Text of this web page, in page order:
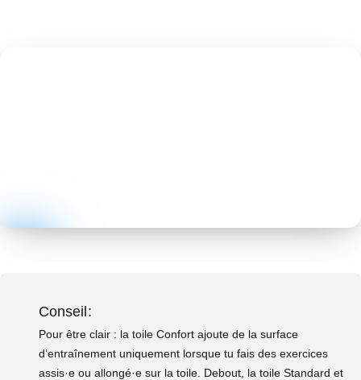
Conseil:
Pour être clair : la toile Confort ajoute de la surface
d’entraînement uniquement lorsque tu fais des exercices
assis·e ou allongé·e sur la toile. Debout, la toile Standard et